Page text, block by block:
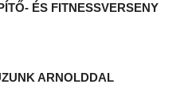
ÉS FITNESSVERSENY
ARNOLDDAL